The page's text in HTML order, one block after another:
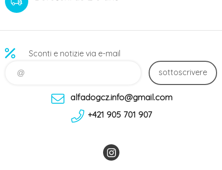
Sconti e notizie via e-mail
sottoscrivere
alfadogcz.info@gmail.com
+421 905 701 907